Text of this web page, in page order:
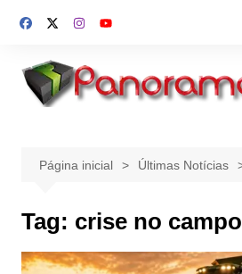
para
conteúdo
Página inicial Últimas Notícias
Tag: crise no campo